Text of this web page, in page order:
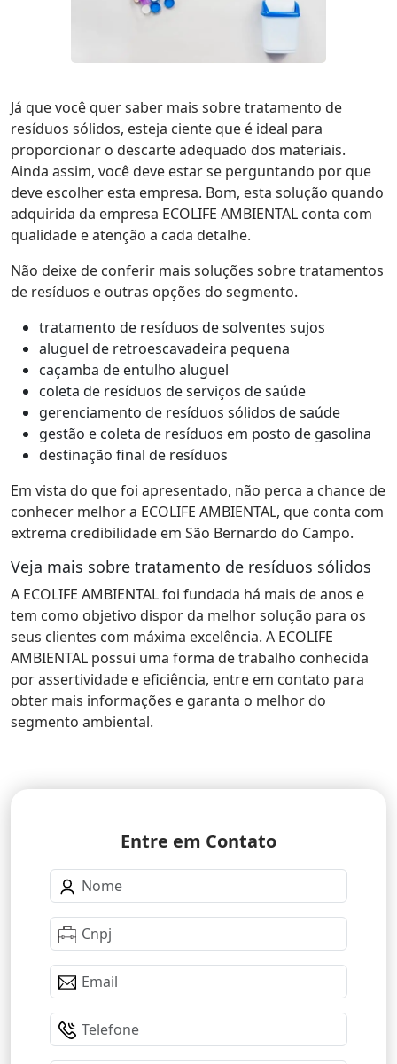
Já que você quer saber mais sobre tratamento de
resíduos sólidos, esteja ciente que é ideal para
proporcionar o descarte adequado dos materiais.
Ainda assim, você deve estar se perguntando por que
deve escolher esta empresa. Bom, esta solução quando
adquirida da empresa ECOLIFE AMBIENTAL conta com
qualidade e atenção a cada detalhe.
Não deixe de conferir mais soluções sobre tratamentos
de resíduos e outras opções do segmento.
tratamento de resíduos de solventes sujos
aluguel de retroescavadeira pequena
caçamba de entulho aluguel
coleta de resíduos de serviços de saúde
gerenciamento de resíduos sólidos de saúde
gestão e coleta de resíduos em posto de gasolina
destinação final de resíduos
Em vista do que foi apresentado, não perca a chance de
conhecer melhor a ECOLIFE AMBIENTAL, que conta com
extrema credibilidade em São Bernardo do Campo.
Veja mais sobre tratamento de resíduos sólidos
A ECOLIFE AMBIENTAL foi fundada há mais de anos e
tem como objetivo dispor da melhor solução para os
seus clientes com máxima excelência. A ECOLIFE
AMBIENTAL possui uma forma de trabalho conhecida
por assertividade e eficiência, entre em contato para
obter mais informações e garanta o melhor do
segmento ambiental.
Entre em Contato